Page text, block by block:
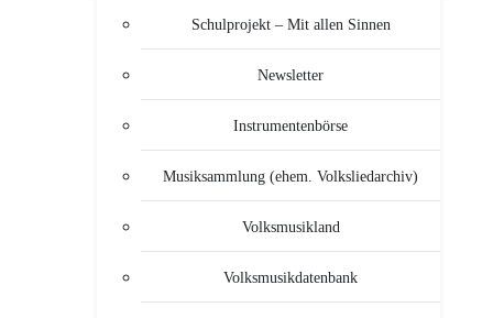
Schulprojekt – Mit allen Sinnen
Newsletter
Instrumentenbörse
Musiksammlung (ehem. Volksliedarchiv)
Volksmusikland
Volksmusikdatenbank